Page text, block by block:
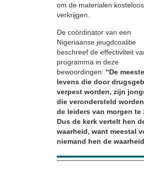
om de materialen
verkrijgen.
De coördinator van een
Nigeriaanse jeugdcoalitie
beschreef de effectiviteit
programma in deze
bewoordingen: “De meeste
levens die door
verpest worden, zijn
die verondersteld
de leiders van morgen te
Dus de kerk vertelt hen
waarheid, want meestal
niemand hen de